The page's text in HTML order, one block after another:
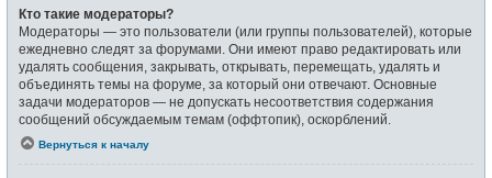
Кто такие модераторы?
Модераторы — это пользователи (или группы пользователей), которые
ежедневно следят за форумами. Они имеют право редактировать или
удалять сообщения, закрывать, открывать, перемещать, удалять и
объединять темы на форуме, за который они отвечают. Основные
задачи модераторов — не допускать несоответствия содержания
сообщений обсуждаемым темам (оффтопик), оскорблений.
Вернуться к началу